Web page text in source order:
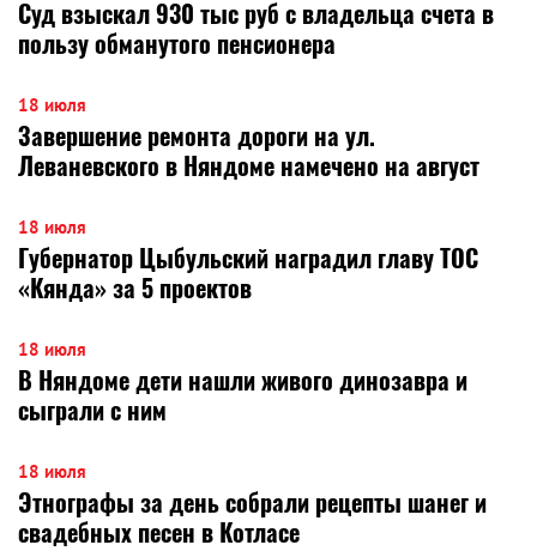
Суд взыскал 930 тыс руб с владельца счета в
пользу обманутого пенсионера
18 июля
Завершение ремонта дороги на ул.
Леваневского в Няндоме намечено на август
18 июля
Губернатор Цыбульский наградил главу ТОС
«Кянда» за 5 проектов
18 июля
В Няндоме дети нашли живого динозавра и
сыграли с ним
18 июля
Этнографы за день собрали рецепты шанег и
свадебных песен в Котласе